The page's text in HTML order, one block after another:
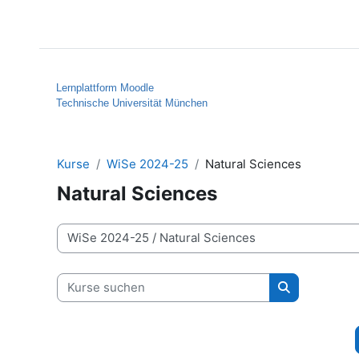
Lernplattform Moodle
Technische Universität München
Kurse WiSe 2024-25 Natural Sciences
Natural Sciences
Kursbereiche
Kurse suchen
Kurse suchen